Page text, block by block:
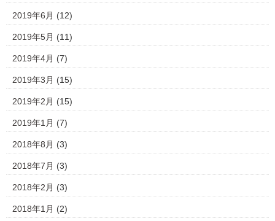
2019年6月 (12)
2019年5月 (11)
2019年4月 (7)
2019年3月 (15)
2019年2月 (15)
2019年1月 (7)
2018年8月 (3)
2018年7月 (3)
2018年2月 (3)
2018年1月 (2)